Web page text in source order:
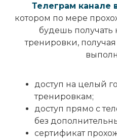
Телеграм канале
котором по мере
будешь получать
тренировки,
доступ на целый
тренировкам;
доступ прямо с
без
сертификат